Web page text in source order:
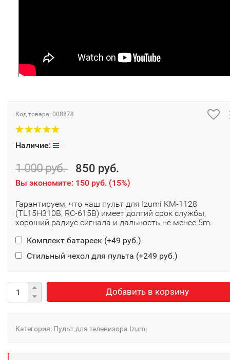
Код товара: 008878
Наличие:
1 000 руб. 850 руб.
Вы экономите: 150 руб. (15%)
Гарантируем, что наш пульт для Izumi KM-1128
(TL15H310B, RC-615B) имеет долгий срок службы,
хороший радиус сигнала и дальность не менее 5m.
Комплект батареек (+49 руб.)
Стильный чехол для пульта (+249 руб.)
Добавить в корзину
Категория: Пульт для телевизора Izumi